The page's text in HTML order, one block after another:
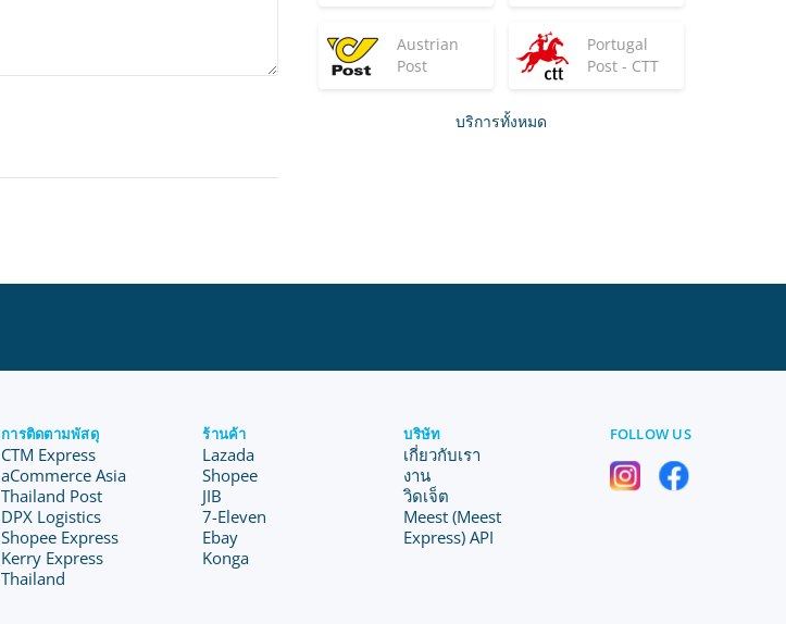
Austrian
Post
Portugal
Post - CTT
บริการทั้งหมด
การติดตามพัสดุ
CTM Express
aCommerce Asia
Thailand Post
DPX Logistics
Shopee Express
Kerry Express
Thailand
ร้านค้า
Lazada
Shopee
JIB
7-Eleven
Ebay
Konga
บริษัท
เกี่ยวกับเรา
งาน
วิดเจ็ต
Meest (Meest
Express) API
FOLLOW US